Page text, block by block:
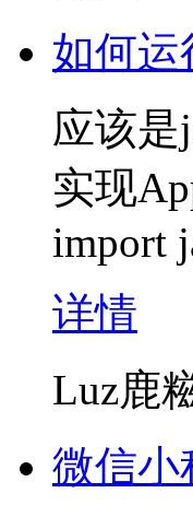
如何运
应该是
实现
import
详情
Luz鹿
微信小